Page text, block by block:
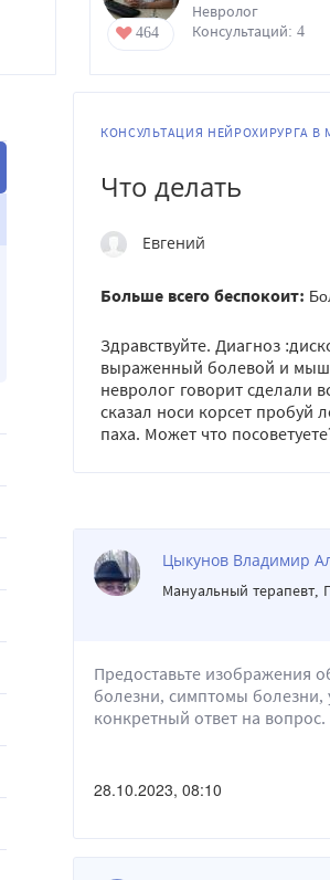
464
Невролог
Консультаций: 4
КОНСУЛЬТАЦИЯ НЕЙРОХИРУРГА В
Что делать
Евгений
Больше всего беспокоит:
Здравствуйте. Диагноз
выраженный болевой и
невролог говорит сделали
сказал носи корсет пробуй
паха. Может что
Цыкунов Владимир
Мануальный терапевт,
Предоставьте изображения
болезни, симптомы болезни,
конкретный ответ на вопрос.
28.10.2023, 08:10